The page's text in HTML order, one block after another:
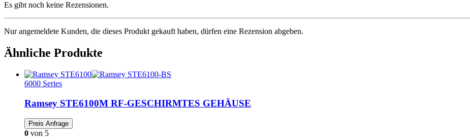
Es gibt noch keine Rezensionen.
Nur angemeldete Kunden, die dieses Produkt gekauft haben, dürfen eine Rezension abgeben.
Ähnliche Produkte
6000 Series
Ramsey STE6100M RF-GESCHIRMTES GEHÄUSE
0 von 5